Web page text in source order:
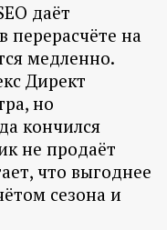
даёт
на
медленно.
Директ
но
кончился
не продаёт
что выгоднее
сезона и